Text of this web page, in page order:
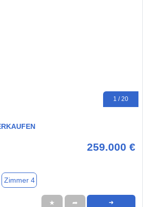
1 / 20
259.000 €
Zimmer 4
★ ➦ ➜